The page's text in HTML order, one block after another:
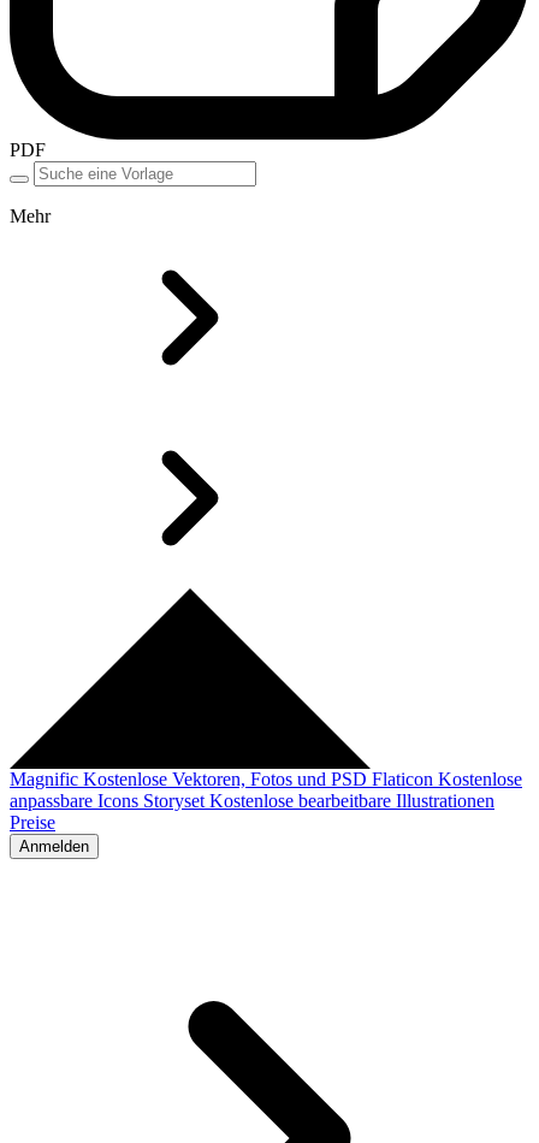
PDF
Mehr
Magnific Kostenlose Vektoren, Fotos und PSD Flaticon Kostenlose
anpassbare Icons Storyset Kostenlose bearbeitbare Illustrationen
Preise
Anmelden